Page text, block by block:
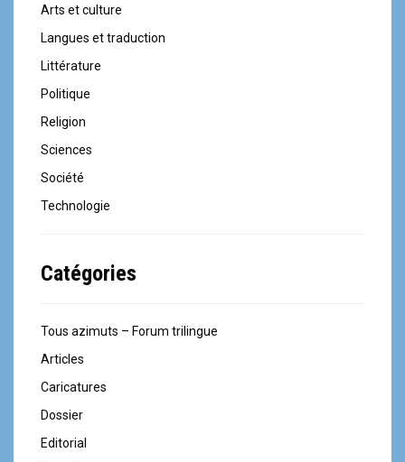
Arts et culture
Langues et traduction
Littérature
Politique
Religion
Sciences
Société
Technologie
Catégories
Tous azimuts – Forum trilingue
Articles
Caricatures
Dossier
Editorial